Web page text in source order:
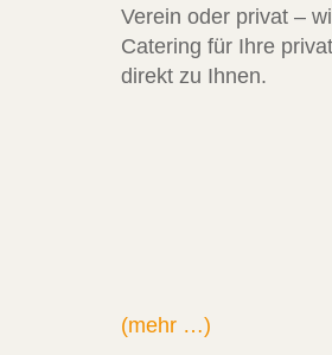
Verein oder privat –
Catering für Ihre
direkt zu Ihnen.
(mehr …)